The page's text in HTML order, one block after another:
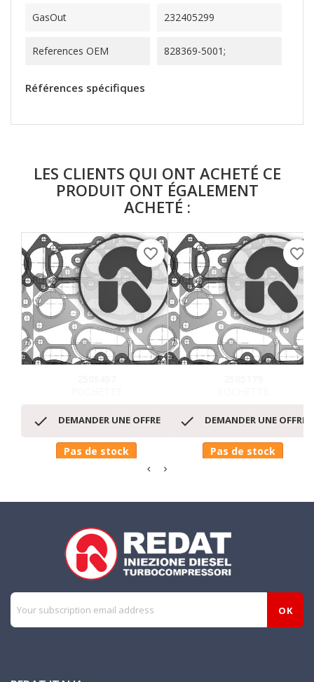
GasOut 232405299
References OEM 828369-5001;
Références spécifiques
LES CLIENTS QUI ONT ACHETÉ CE
PRODUIT ONT ÉGALEMENT
ACHETÉ :
 DEMANDER UNE OFFRE
Pas de stock
favorite_border
 DEMANDER UNE OFFRE
Pas de stock
favorite_border